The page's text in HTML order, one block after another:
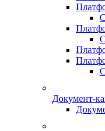
Документ-